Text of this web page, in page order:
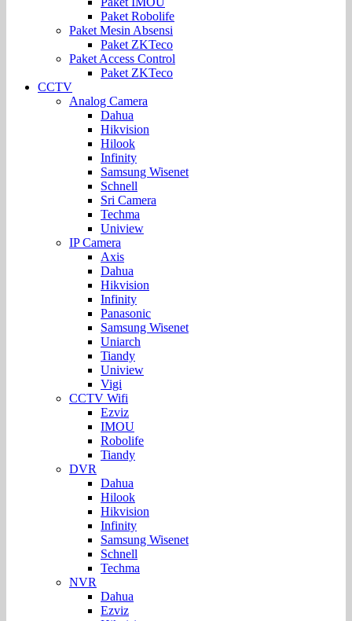
Paket Robolife
Paket Mesin Absensi
Paket ZKTeco
Paket Access Control
Paket ZKTeco
CCTV
Analog Camera
Dahua
Hikvision
Hilook
Infinity
Samsung Wisenet
Schnell
Sri Camera
Techma
Uniview
IP Camera
Axis
Dahua
Hikvision
Infinity
Panasonic
Samsung Wisenet
Uniarch
Tiandy
Uniview
Vigi
CCTV Wifi
Ezviz
IMOU
Robolife
Tiandy
DVR
Dahua
Hilook
Hikvision
Infinity
Samsung Wisenet
Schnell
Techma
NVR
Dahua
Ezviz